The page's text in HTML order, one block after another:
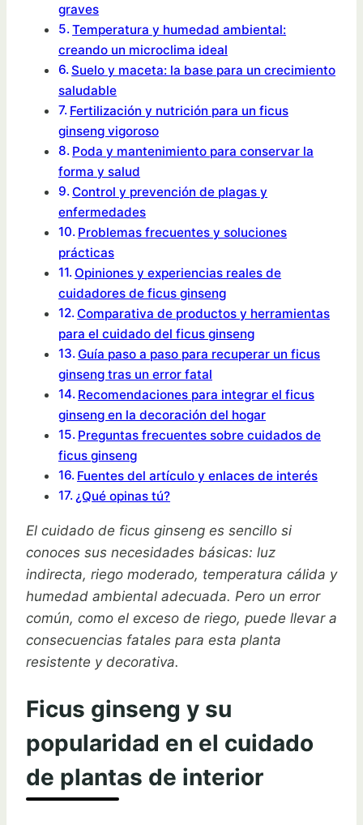
graves
Temperatura y humedad ambiental:
creando un microclima ideal
Suelo y maceta: la base para un crecimiento
saludable
Fertilización y nutrición para un ficus
ginseng vigoroso
Poda y mantenimiento para conservar la
forma y salud
Control y prevención de plagas y
enfermedades
Problemas frecuentes y soluciones
prácticas
Opiniones y experiencias reales de
cuidadores de ficus ginseng
Comparativa de productos y herramientas
para el cuidado del ficus ginseng
Guía paso a paso para recuperar un ficus
ginseng tras un error fatal
Recomendaciones para integrar el ficus
ginseng en la decoración del hogar
Preguntas frecuentes sobre cuidados de
ficus ginseng
Fuentes del artículo y enlaces de interés
¿Qué opinas tú?
El cuidado de ficus ginseng es sencillo si
conoces sus necesidades básicas: luz
indirecta, riego moderado, temperatura cálida y
humedad ambiental adecuada. Pero un error
común, como el exceso de riego, puede llevar a
consecuencias fatales para esta planta
resistente y decorativa.
Ficus ginseng y su
popularidad en el cuidado
de plantas de interior